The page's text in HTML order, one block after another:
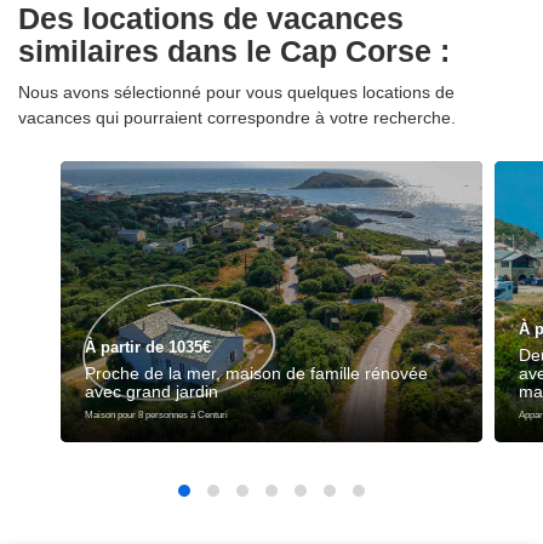
Des locations de vacances
similaires dans le Cap Corse :
Nous avons sélectionné pour vous quelques locations de
vacances qui pourraient correspondre à votre recherche.
À partir de 1035€
Proche de la mer, maison de famille rénovée
avec grand jardin
Maison pour 8 personnes à Centuri
À